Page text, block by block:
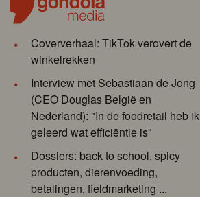
Coververhaal: TikTok verovert de
winkelrekken
Interview met Sebastiaan de Jong
(CEO Douglas België en
Nederland): "In de foodretail heb ik
geleerd wat efficiëntie is"
Dossiers: back to school, spicy
producten, dierenvoeding,
betalingen, fieldmarketing ...